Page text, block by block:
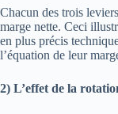
Chacun des trois
marge nette. Ceci
en plus précis
l’équation de leur
2) L’effet de la